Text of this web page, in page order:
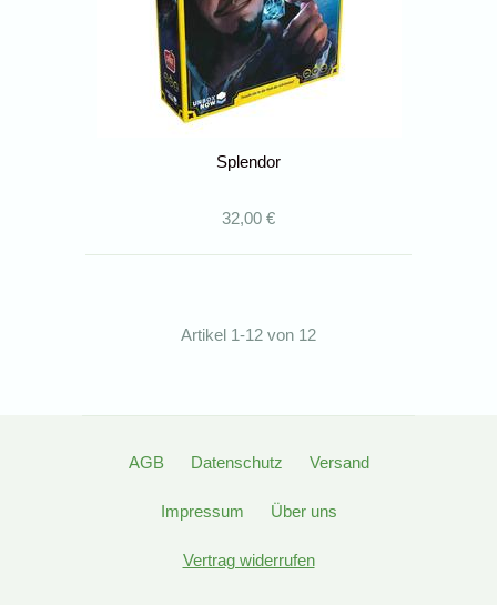
Splendor
32,00 €
Artikel 1-12 von 12
AGB Datenschutz Versand
Impressum Über uns
Vertrag widerrufen